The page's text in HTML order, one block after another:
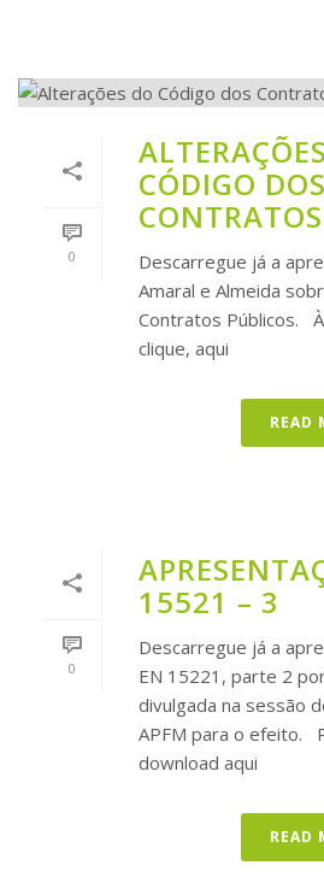
0
CÓDIGO DOS
Descarregue já a
Amaral e Almeida
Contratos Públicos.
clique, aqui
READ
0
15521 – 3
Descarregue já a
EN 15221, parte 2
divulgada na sessão
APFM para o efeito.
download aqui
READ